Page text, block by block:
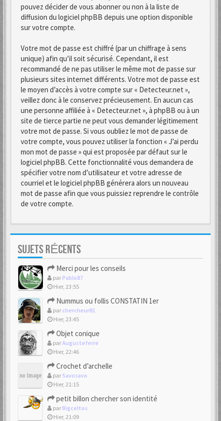
pouvez décider de vous abonner ou non à la liste de
diffusion du logiciel phpBB depuis une option disponible
sur votre compte.
Votre mot de passe est chiffré (par un chiffrage à sens
unique) afin qu’il soit sécurisé. Cependant, il est
recommandé de ne pas utiliser le même mot de passe sur
plusieurs sites internet différents. Votre mot de passe est
le moyen d’accès à votre compte sur « Detecteur.net »,
veillez donc à le conservez précieusement. En aucun cas
une personne affiliée à « Detecteur.net », à phpBB ou à un
site de tierce partie ne peut vous demander légitimement
votre mot de passe. Si vous oubliez le mot de passe de
votre compte, vous pouvez utiliser la fonction « J’ai perdu
mon mot de passe » qui est proposée par défaut sur le
logiciel phpBB. Cette fonctionnalité vous demandera de
spécifier votre nom d’utilisateur et votre adresse de
courriel et le logiciel phpBB générera alors un nouveau
mot de passe afin que vous puissiez reprendre le contrôle
de votre compte.
SUJETS RÉCENTS
Merci pour les conseils
par Pablo87
Hier, 23:55
Nummus ou follis CONSTATIN 1er
par chercheur81
Hier, 23:45
Objet conique
parAugusteferre
Hier, 22:46
Crochet d’archelle
par Savosavo
Hier, 21:15
petit billon chercher son identité
par Bigceltos
Hier, 21:09